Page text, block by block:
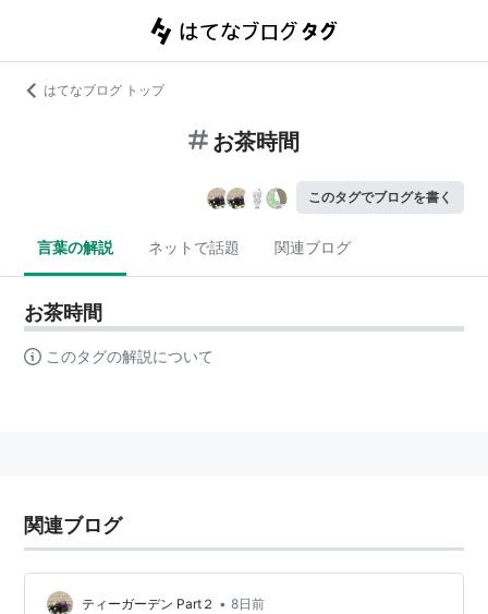
はてなブログ トップ
お茶時間
このタグでブログを書く
言葉の解説 ネットで話題 関連ブログ
お茶時間
このタグの解説について
関連ブログ
ティーガーデン Part２ • 8日前